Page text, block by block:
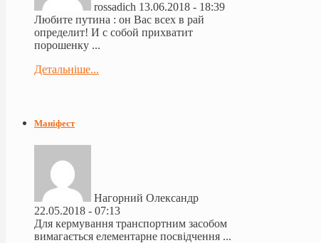
rossadich 13.06.2018 - 18:39
Любите путина : он Вас всех в рай
определит! И с собой прихватит
порошенку ...
Детальніше...
Маніфест
Нагорний Олександр
22.05.2018 - 07:13
Для кермування транспортним засобом
вимагається елементарне посвідчення ...